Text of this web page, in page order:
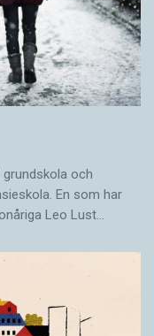
och
En som har
Leo Lust…